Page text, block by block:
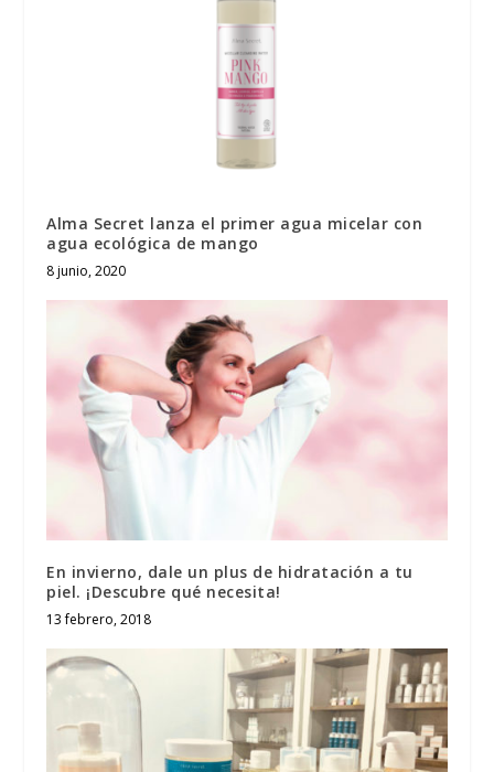
Alma Secret lanza el primer agua micelar con
agua ecológica de mango
8 junio, 2020
En invierno, dale un plus de hidratación a tu
piel. ¡Descubre qué necesita!
13 febrero, 2018